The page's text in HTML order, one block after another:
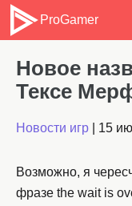
ProGamer
Новое
Тексе
Новости игр 15
Возможно, я
фразе the wait is